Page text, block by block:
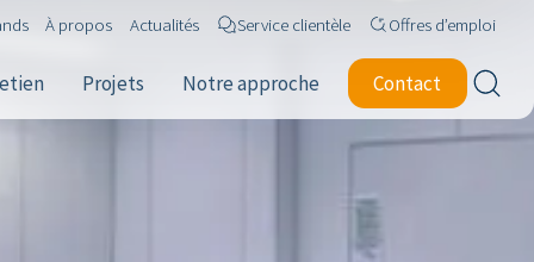
À propos Actualités Service clientèle Offres d’emploi
Projets Notre approche Contact